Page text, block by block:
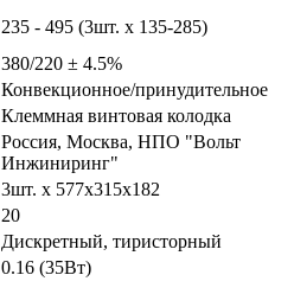
235 - 495 (3шт. х 135-285)
380/220 ± 4.5%
Конвекционное/принудительное
Клеммная винтовая колодка
Россия, Москва, НПО "Вольт
Инжиниринг"
3шт. х 577х315х182
20
Дискретный, тиристорный
0.16 (35Вт)